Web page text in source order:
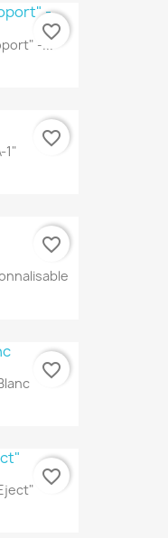
-...
favorite_border
1"
favorite_border
favorite_border
favorite_border
favorite_border